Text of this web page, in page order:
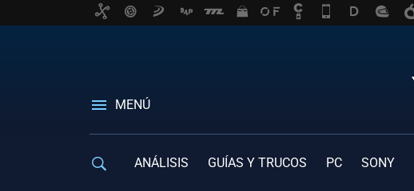
MENÚ
ANÁLISIS GUÍAS Y TRUCOS PC SONY